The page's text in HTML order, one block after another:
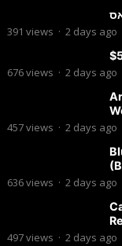
391 views · 2 days ago
676views · 2 days ago
457views · 2 days ago
636views · 2 days ago
497views · 2 days ago